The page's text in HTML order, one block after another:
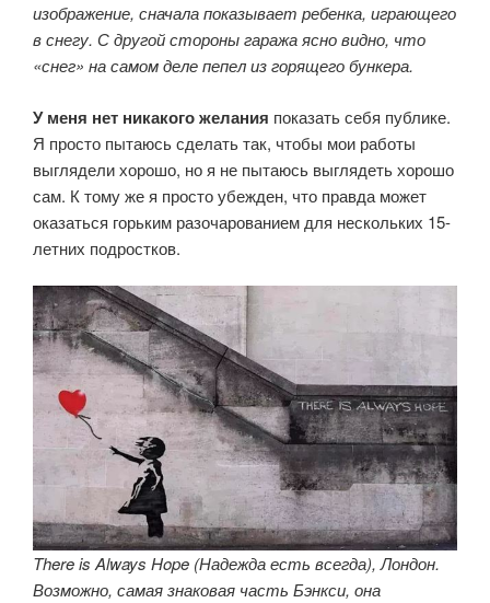
изображение, сначала показывает ребенка, играющего
в снегу. С другой стороны гаража ясно видно, что
«снег» на самом деле пепел из горящего бункера.
У меня нет никакого желания показать себя публике.
Я просто пытаюсь сделать так, чтобы мои работы
выглядели хорошо, но я не пытаюсь выглядеть хорошо
сам. К тому же я просто убежден, что правда может
оказаться горьким разочарованием для нескольких 15-
летних подростков.
There is Always Hope (Надежда есть всегда), Лондон.
Возможно, самая знаковая часть Бэнкси, она